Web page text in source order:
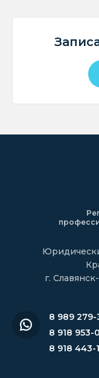
г.
8 989
8 918 953-
8 918 443-